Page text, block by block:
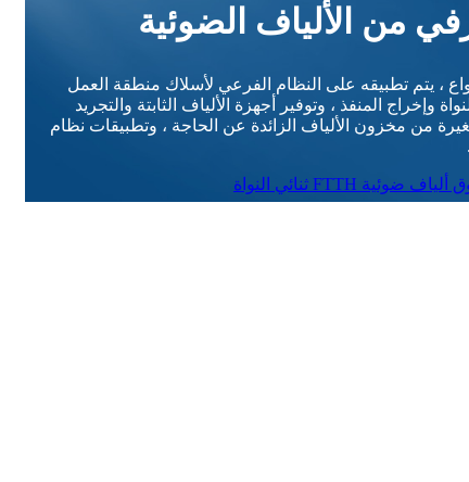
من الألياف الضوئية
، يتم تطبيقه على النظام الفرعي لأسلاك منطقة العمل
وإخراج المنفذ ، وتوفير أجهزة الألياف الثابتة والتجريد
من مخزون الألياف الزائدة عن الحاجة ، وتطبيقات نظام